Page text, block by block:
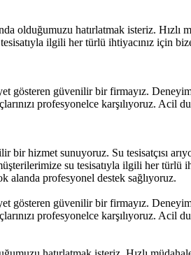
olduğumuzu hatırlatmak isteriz. Hızlı
ilgili her türlü ihtiyacınız için
gösteren güvenilir bir firmayız.
profesyonelce karşılıyoruz. Acil
hizmet sunuyoruz. Su tesisatçısı
su tesisatıyla ilgili her
alanda profesyonel destek sağlıyoruz.
gösteren güvenilir bir firmayız.
profesyonelce karşılıyoruz. Acil